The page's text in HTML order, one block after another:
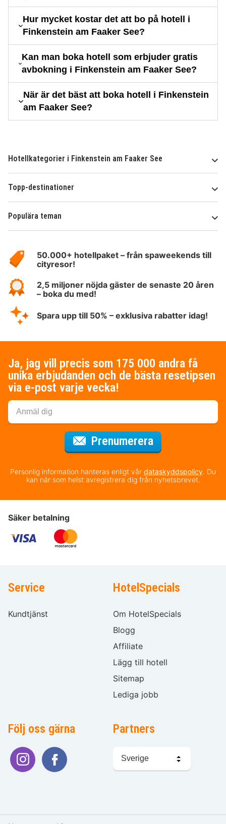
Hur mycket kostar det att bo på hotell i
Finkenstein am Faaker See?
Kan man boka hotell som erbjuder gratis
avbokning i Finkenstein am Faaker See?
När är det bäst att boka hotell i Finkenstein
am Faaker See?
Hotellkategorier i Finkenstein am Faaker See
Topp-destinationer
Populära teman
HotelSpecials50.000+ hotellpaket – från spaweekends till
cityresor!
2,5 miljoner nöjda gäster de senaste 20 åren
– boka du med!
Spara upp till 50% – exklusiva rabatter idag!
Ja, jag vill precis som 175 000 andra få
unika erbjudanden och de bästa resetipsen
via e-post varje vecka!
Prenumerera
Personlig information hanteras enligt vår dataskyddspolicy. Du
kan när som helst avregistrera dig från nyhetsbrevet.
Säker betalning
Service
Kundtjänst
HotelSpecials
Om HotelSpecials
Blogg
Affiliate
Lägg till hotell
Sitemap
Lediga jobb
Följ oss gärna Partners
språk